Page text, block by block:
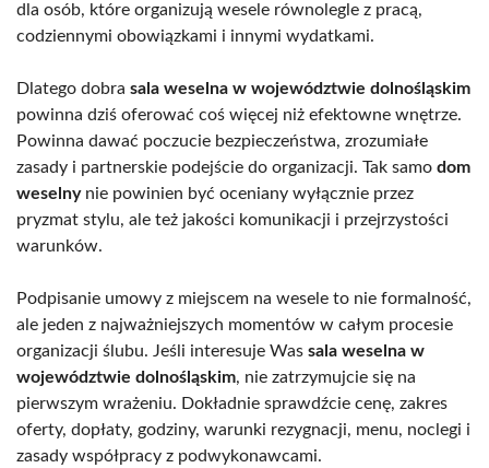
dla osób, które organizują wesele równolegle z pracą,
codziennymi obowiązkami i innymi wydatkami.
Dlatego dobra sala weselna w województwie dolnośląskim
powinna dziś oferować coś więcej niż efektowne wnętrze.
Powinna dawać poczucie bezpieczeństwa, zrozumiałe
zasady i partnerskie podejście do organizacji. Tak samo dom
weselnynie powinien być oceniany wyłącznie przez
pryzmat stylu, ale też jakości komunikacji i przejrzystości
warunków.
Podpisanie umowy z miejscem na wesele to nie formalność,
ale jeden z najważniejszych momentów w całym procesie
organizacji ślubu. Jeśli interesuje Was sala weselna w
województwie dolnośląskim, nie zatrzymujcie się na
pierwszym wrażeniu. Dokładnie sprawdźcie cenę, zakres
oferty, dopłaty, godziny, warunki rezygnacji, menu, noclegi i
zasady współpracy z podwykonawcami.